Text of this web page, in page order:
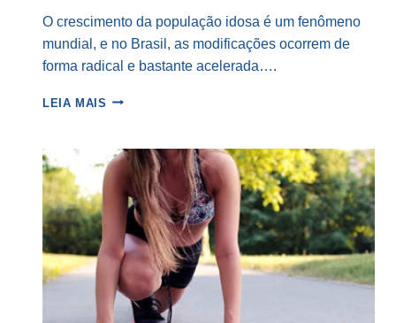
O crescimento da população idosa é um fenômeno
mundial, e no Brasil, as modificações ocorrem de
forma radical e bastante acelerada….
LEIA MAIS QUEM
TEM
MAIOR
CHANCE
DESENVOLVER
ARTROSE?